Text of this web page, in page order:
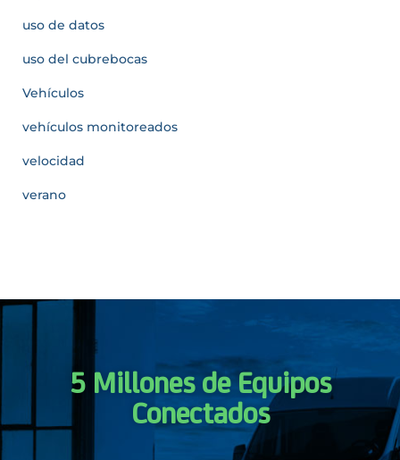
uso de datos
uso del cubrebocas
Vehículos
vehículos monitoreados
velocidad
verano
5 Millones de Equipos
Conectados